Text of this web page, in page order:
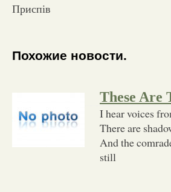
Приспів
Похожие новости.
These Are
I hear voices
There are
And the
still